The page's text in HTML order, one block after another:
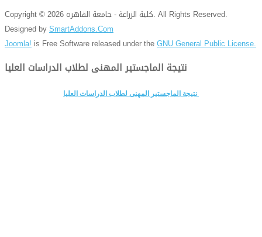
Copyright © 2026 كلية الزراعة - جامعة القاهره. All Rights Reserved.
Designed bySmartAddons.Com
Joomla! is Free Software released under theGNU General Public License.
نتيجة الماجستير المهنى لطلاب الدراسات العليا